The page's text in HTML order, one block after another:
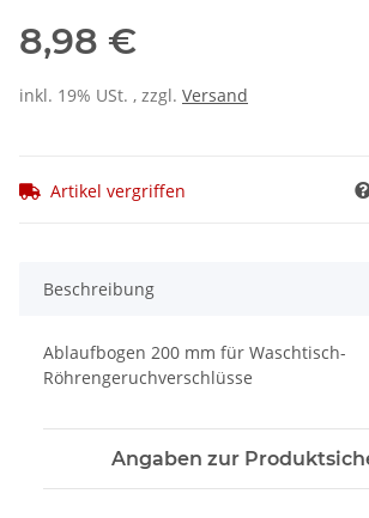
8,98 €
inkl. 19% USt. , zzgl. Versand
Artikel vergriffen
Beschreibung
Ablaufbogen 200 mm für Waschtisch-
Röhrengeruchverschlüsse
Angaben zur